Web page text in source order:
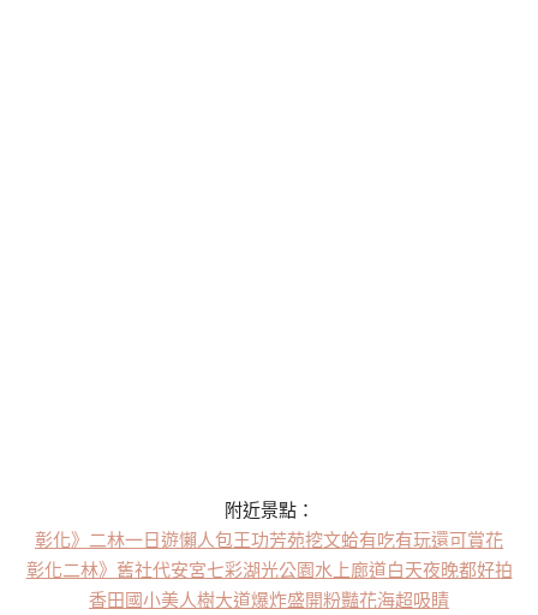
附近景點：
彰化》二林一日遊懶人包王功芳苑挖文蛤有吃有玩還可賞花
彰化二林》舊社代安宮七彩湖光公園水上廊道白天夜晚都好拍
香田國小美人樹大道爆炸盛開粉豔花海超吸睛